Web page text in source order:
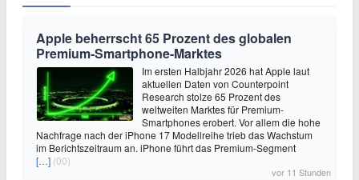
Apple beherrscht 65 Prozent des globalen
Premium-Smartphone-Marktes
Im ersten Halbjahr 2026 hat Apple laut
aktuellen Daten von Counterpoint
Research stolze 65 Prozent des
weltweiten Marktes für Premium-
Smartphones erobert. Vor allem die hohe
Nachfrage nach der iPhone 17 Modellreihe trieb das Wachstum
im Berichtszeitraum an. iPhone führt das Premium-Segment
[…] (00)
vor 11 Stunden